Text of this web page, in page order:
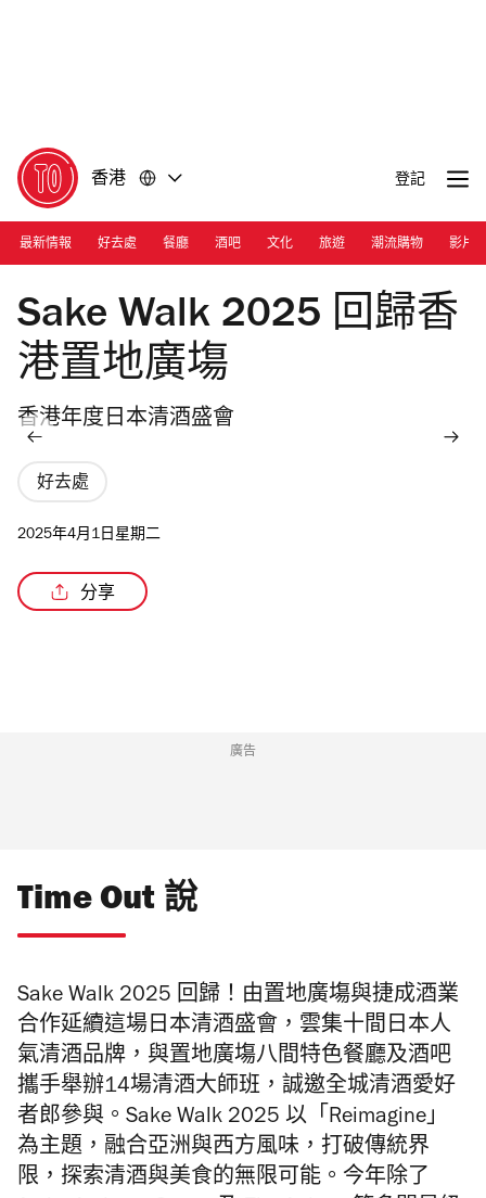
香港 登記
最新情報 好去處 餐廳 酒吧 文化 旅遊 潮流購物 影片
Photograph: Courtesy Sake Walk 2025
Sake Walk 2025 回歸香
港置地廣塲
香港年度日本清酒盛會
好去處
2025年4月1日星期二
分享
廣告
Time Out 說
Sake Walk 2025 回歸！由置地廣塲與捷成酒業
合作延續這場日本清酒盛會，雲集十間日本人
氣清酒品牌，與置地廣塲八間特色餐廳及酒吧
攜手舉辦14場清酒大師班，誠邀全城清酒愛好
者郎參與。Sake Walk 2025 以「Reimagine」
為主題，融合亞洲與西方風味，打破傳統界
限，探索清酒與美食的無限可能。今年除了